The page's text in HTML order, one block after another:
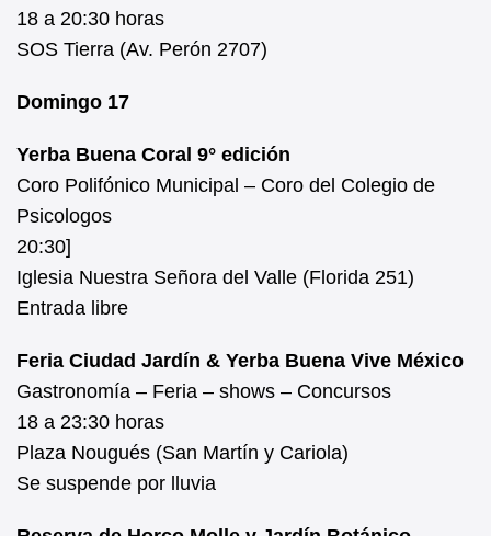
18 a 20:30 horas
SOS Tierra (Av. Perón 2707)
Domingo 17
Yerba Buena Coral 9° edición
Coro Polifónico Municipal – Coro del Colegio de
Psicologos
20:30]
Iglesia Nuestra Señora del Valle (Florida 251)
Entrada libre
Feria Ciudad Jardín & Yerba Buena Vive México
Gastronomía – Feria – shows – Concursos
18 a 23:30 horas
Plaza Nougués (San Martín y Cariola)
Se suspende por lluvia